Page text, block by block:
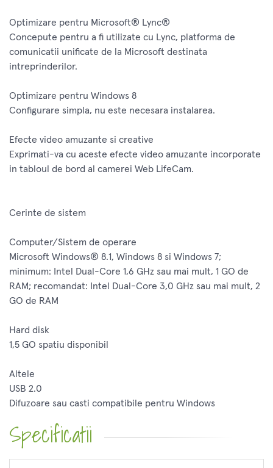
Optimizare pentru Microsoft® Lync®
Concepute pentru a fi utilizate cu Lync, platforma de
comunicatii unificate de la Microsoft destinata
intreprinderilor.
Optimizare pentru Windows 8
Configurare simpla, nu este necesara instalarea.
Efecte video amuzante si creative
Exprimati-va cu aceste efecte video amuzante incorporate
in tabloul de bord al camerei Web LifeCam.
Cerinte de sistem
Computer/Sistem de operare
Microsoft Windows® 8.1, Windows 8 si Windows 7;
minimum: Intel Dual-Core 1,6 GHz sau mai mult, 1 GO de
RAM; recomandat: Intel Dual-Core 3,0 GHz sau mai mult, 2
GO de RAM
Hard disk
1,5 GO spatiu disponibil
Altele
USB 2.0
Difuzoare sau casti compatibile pentru Windows
Specificatii